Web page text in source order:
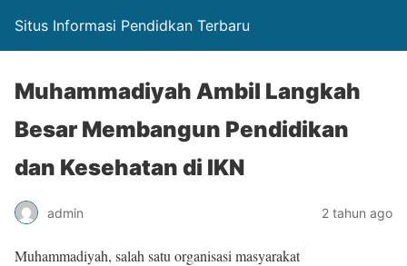
Situs Informasi Pendidkan Terbaru
Muhammadiyah Ambil Langkah
Besar Membangun Pendidikan
dan Kesehatan di IKN
admin 2 tahun ago
Muhammadiyah, salah satu organisasi masyarakat